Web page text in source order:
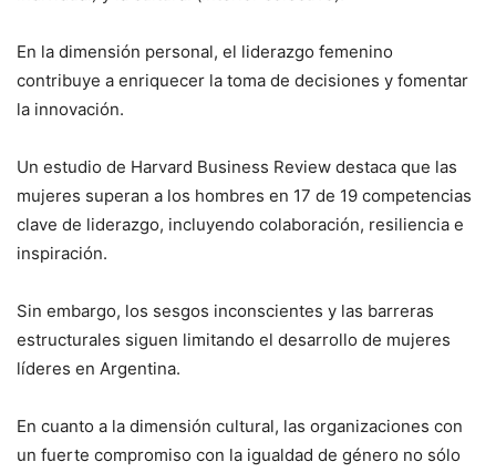
En la dimensión personal, el liderazgo femenino
contribuye a enriquecer la toma de decisiones y fomentar
la innovación.
Un estudio de Harvard Business Review destaca que las
mujeres superan a los hombres en 17 de 19 competencias
clave de liderazgo, incluyendo colaboración, resiliencia e
inspiración.
Sin embargo, los sesgos inconscientes y las barreras
estructurales siguen limitando el desarrollo de mujeres
líderes en Argentina.
En cuanto a la dimensión cultural, las organizaciones con
un fuerte compromiso con la igualdad de género no sólo